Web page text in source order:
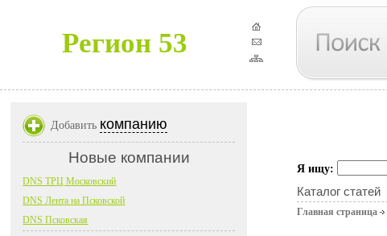
Регион 53
Я ищу:
Каталог статей
Главная страница
Добавить компанию
Новые компании
DNS ТРЦ Московский
DNS Лента на Псковской
DNS Псковская